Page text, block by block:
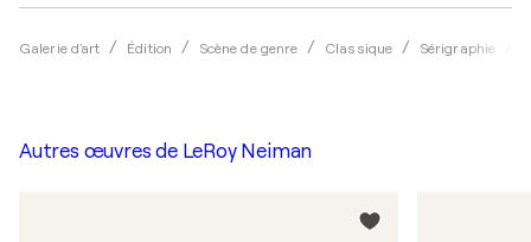
Galerie d'art Édition Scène de genre Classique Sérigraphie
Autres œuvres de LeRoy Neiman